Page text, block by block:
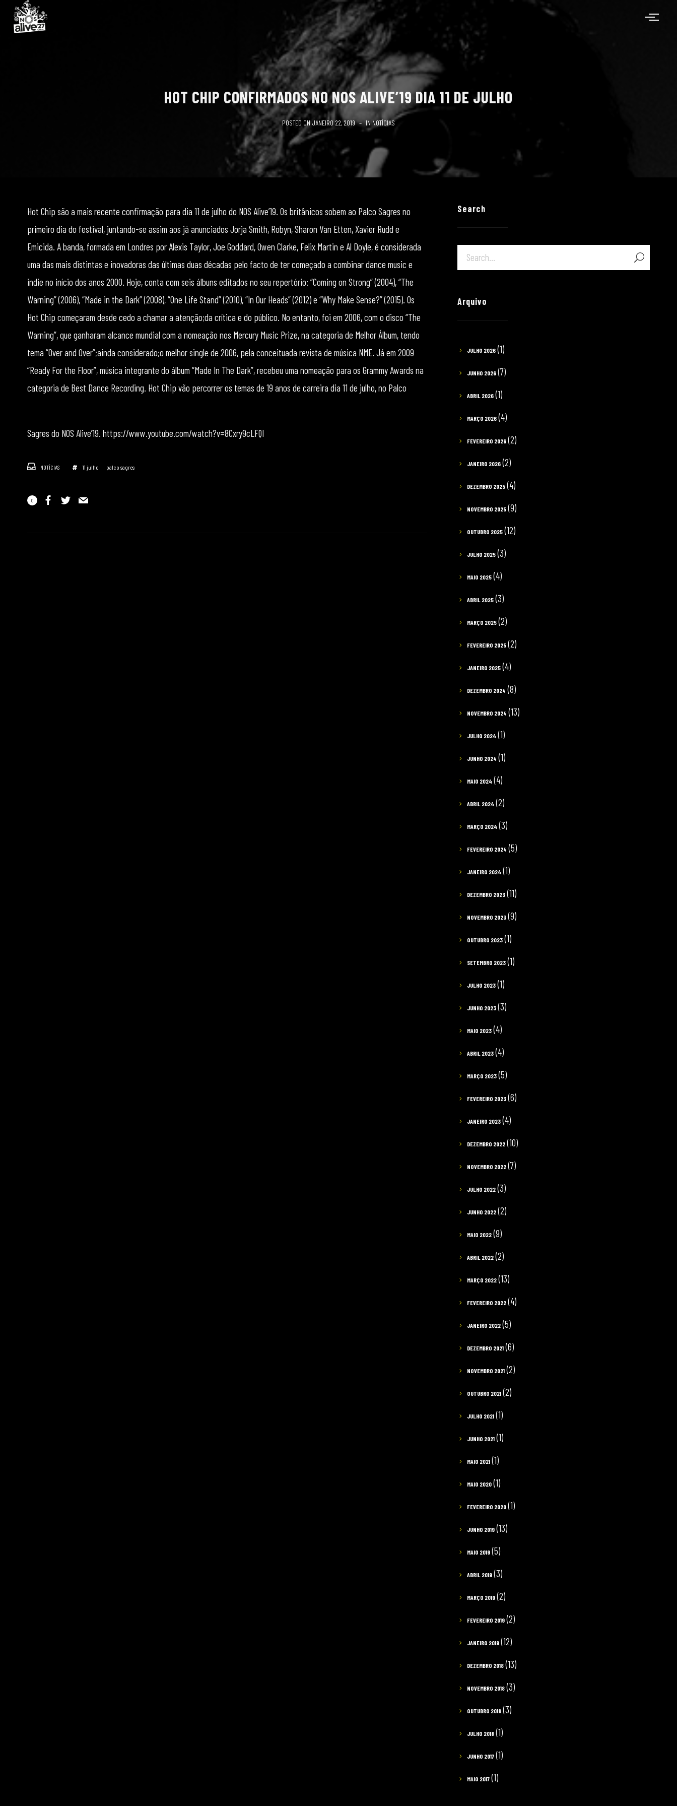
HOT CHIP CONFIRMADOS NO NOS ALIVE’19 DIA 11 DE JULHO
POSTED ONJANEIRO 22, 2019 INNOTÍCIAS
Hot Chip são a mais recente confirmação para dia 11 de julho do NOS Alive’19. Os britânicos sobem ao Palco Sagres no
primeiro dia do festival, juntando-se assim aos já anunciados Jorja Smith, Robyn, Sharon Van Etten, Xavier Rudd e
Emicida. A banda, formada em Londres por Alexis Taylor, Joe Goddard, Owen Clarke, Felix Martin e Al Doyle, é considerada
uma das mais distintas e inovadoras das últimas duas décadas pelo facto de ter começado a combinar dance music e
indie no início dos anos 2000. Hoje, conta com seis álbuns editados no seu repertório: “Coming on Strong” (2004), “The
Warning” (2006), “Made in the Dark” (2008), “One Life Stand” (2010), “In Our Heads” (2012) e “Why Make Sense?” (2015). Os
Hot Chip começaram desde cedo a chamar a atenção;da crítica e do público. No entanto, foi em 2006, com o disco “The
Warning”, que ganharam alcance mundial com a nomeação nos Mercury Music Prize, na categoria de Melhor Álbum, tendo
tema “Over and Over”;ainda considerado;o melhor single de 2006, pela conceituada revista de música NME. Já em 2009
“Ready For the Floor”, música integrante do álbum “Made In The Dark”, recebeu uma nomeação para os Grammy Awards na
categoria de Best Dance Recording. Hot Chip vão percorrer os temas de 19 anos de carreira dia 11 de julho, no Palco
Sagres do NOS Alive’19. https://www.youtube.com/watch?v=8Cxry9cLFQI
NOTÍCIAS 11 julho palco sagres
0
Search
Arquivo
JULHO 2026 (1)
JUNHO 2026 (7)
ABRIL 2026 (1)
MARÇO 2026 (4)
FEVEREIRO 2026 (2)
JANEIRO 2026 (2)
DEZEMBRO 2025 (4)
NOVEMBRO 2025 (9)
OUTUBRO 2025 (12)
JULHO 2025 (3)
MAIO 2025 (4)
ABRIL 2025 (3)
MARÇO 2025 (2)
FEVEREIRO 2025 (2)
JANEIRO 2025 (4)
DEZEMBRO 2024 (8)
NOVEMBRO 2024 (13)
JULHO 2024 (1)
JUNHO 2024 (1)
MAIO 2024 (4)
ABRIL 2024 (2)
MARÇO 2024 (3)
FEVEREIRO 2024 (5)
JANEIRO 2024 (1)
DEZEMBRO 2023 (11)
NOVEMBRO 2023 (9)
OUTUBRO 2023 (1)
SETEMBRO 2023 (1)
JULHO 2023 (1)
JUNHO 2023 (3)
MAIO 2023 (4)
ABRIL 2023 (4)
MARÇO 2023 (5)
FEVEREIRO 2023 (6)
JANEIRO 2023 (4)
DEZEMBRO 2022 (10)
NOVEMBRO 2022 (7)
JULHO 2022 (3)
JUNHO 2022 (2)
MAIO 2022 (9)
ABRIL 2022 (2)
MARÇO 2022 (13)
FEVEREIRO 2022 (4)
JANEIRO 2022 (5)
DEZEMBRO 2021 (6)
NOVEMBRO 2021 (2)
OUTUBRO 2021 (2)
JULHO 2021 (1)
JUNHO 2021 (1)
MAIO 2021 (1)
MAIO 2020 (1)
FEVEREIRO 2020 (1)
JUNHO 2019 (13)
MAIO 2019 (5)
ABRIL 2019 (3)
MARÇO 2019 (2)
FEVEREIRO 2019 (2)
JANEIRO 2019 (12)
DEZEMBRO 2018 (13)
NOVEMBRO 2018 (3)
OUTUBRO 2018 (3)
JULHO 2018 (1)
JUNHO 2017 (1)
MAIO 2017 (1)